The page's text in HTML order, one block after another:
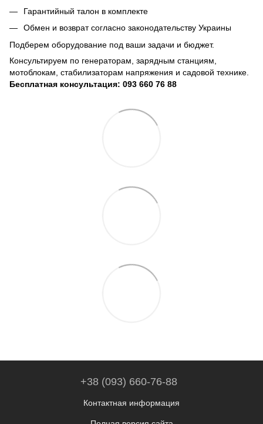
Гарантийный талон в комплекте
Обмен и возврат согласно законодательству Украины
Подберем оборудование под ваши задачи и бюджет.
Консультируем по генераторам, зарядным станциям,
мотоблокам, стабилизаторам напряжения и садовой технике.
Бесплатная консультация: 093 660 76 88
+38 (093) 660-76-88
Контактная информация